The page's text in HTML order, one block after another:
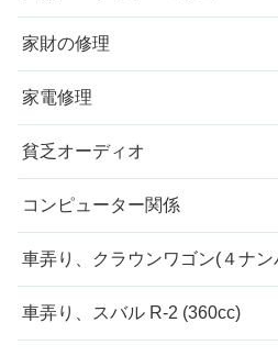
家財の修理
家電修理
貧乏オーディオ
コンピューター関係
車弄り、クラウンワゴン(４ナ
車弄り、スバル R-2 (360cc)